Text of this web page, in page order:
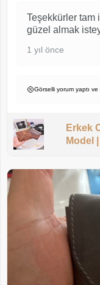
Teşekkürler
güzel almak
1 yıl önce
Görselli yorum yaptı
Erkek
Model